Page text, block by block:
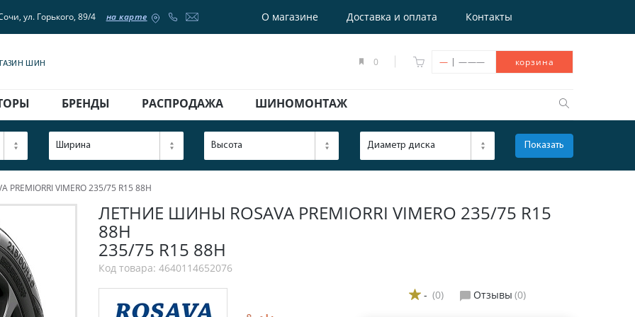
ул. Горького, 89/4 на карте О магазине Доставка и оплата Контакты
ШИН 0 — | ——— корзина
БРЕНДЫ РАСПРОДАЖА ШИНОМОНТАЖ
ОТКРЫТЬ
Ширина Высота Диаметр диска Показать
VIMERO 235/75 R15 88H
ЛЕТНИЕ ШИНЫ ROSAVA PREMIORRI VIMERO 235/75 R15
88H
235/75 R15 88H
Код товара: 4640114652076
- (0) Отзывы (0)